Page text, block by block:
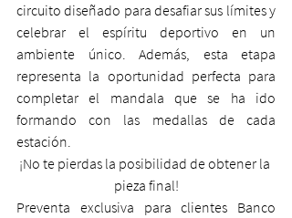
circuito diseñado para desafiar sus límites y
celebrar el espíritu deportivo en un
ambiente único. Además, esta etapa
representa la oportunidad perfecta para
completar el mandala que se ha ido
formando con las medallas de cada
estación.
¡No te pierdas la posibilidad de obtener la
pieza final!
Preventa exclusiva para clientes Banco